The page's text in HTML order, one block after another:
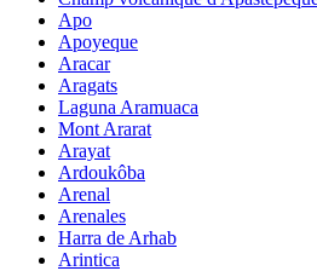
Apo
Apoyeque
Aracar
Aragats
Laguna Aramuaca
Mont Ararat
Arayat
Ardoukôba
Arenal
Arenales
Harra de Arhab
Arintica